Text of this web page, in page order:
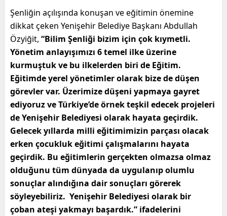
Şenliğin açılışında konuşan ve eğitimin önemine
dikkat çeken Yenişehir Belediye Başkanı Abdullah
Özyiğit, “Bilim Şenliği bizim için çok kıymetli.
Yönetim anlayışımızı 6 temel ilke üzerine
kurmuştuk ve bu ilkelerden biri de Eğitim.
Eğitimde yerel yönetimler olarak bize de düşen
görevler var. Üzerimize düşeni yapmaya gayret
ediyoruz ve Türkiye’de örnek teşkil edecek projeleri
de Yenişehir Belediyesi olarak hayata geçirdik.
Gelecek yıllarda milli eğitimimizin parçası olacak
erken çocukluk eğitimi çalışmalarını hayata
geçirdik. Bu eğitimlerin gerçekten olmazsa olmaz
olduğunu tüm dünyada da uygulanıp olumlu
sonuçlar alındığına dair sonuçları görerek
söyleyebiliriz. Yenişehir Belediyesi olarak bir
çoban ateşi yakmayı başardık.” ifadelerini